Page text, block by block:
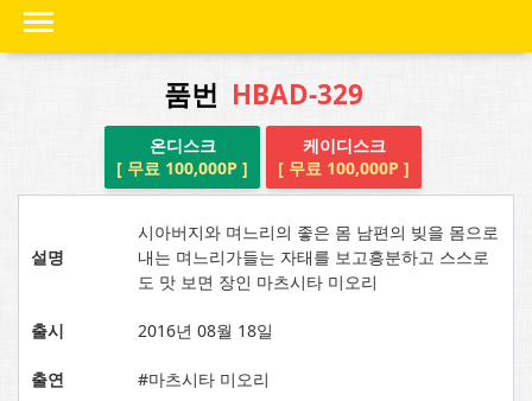
품번 HBAD-329
온디스크
[ 무료 100,000P ]
케이디스크
[ 무료 100,000P ]
설명
시아버지와 며느리의 좋은 몸 남편의 빚을 몸으로
내는 며느리가들는 자태를 보고흥분하고 스스로
도 맛 보면 장인 마츠시타 미오리
출시 2016년 08월 18일
출연 #마츠시타 미오리